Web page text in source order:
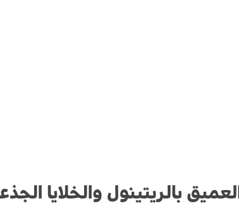
بالريتينول والخلايا